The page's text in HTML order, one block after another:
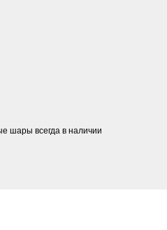
шары всегда в наличии